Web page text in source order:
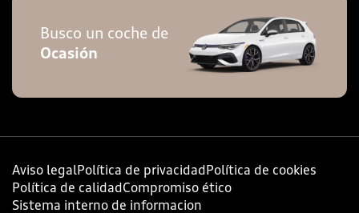
Busco un coche de
Ocasión
Aviso legalPolítica de privacidad Política de cookies
Política de calidad Compromiso ético
Sistema interno de informacion